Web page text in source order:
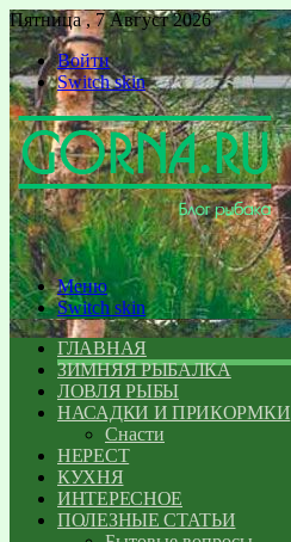
Пятница , 7 Август 2026
Войти
Switch skin
Меню
Switch skin
ГЛАВНАЯ
ЗИМНЯЯ РЫБАЛКА
ЛОВЛЯ РЫБЫ
НАСАДКИ И ПРИКОРМКИ
Снасти
НЕРЕСТ
КУХНЯ
ИНТЕРЕСНОЕ
ПОЛЕЗНЫЕ СТАТЬИ